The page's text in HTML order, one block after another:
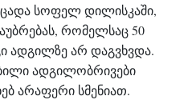
სოფელ დილისკაში,
რომელსაც 50
ადგილზე არ დაგვხვდა.
ადგილობრივები
არაფერი სმენიათ.